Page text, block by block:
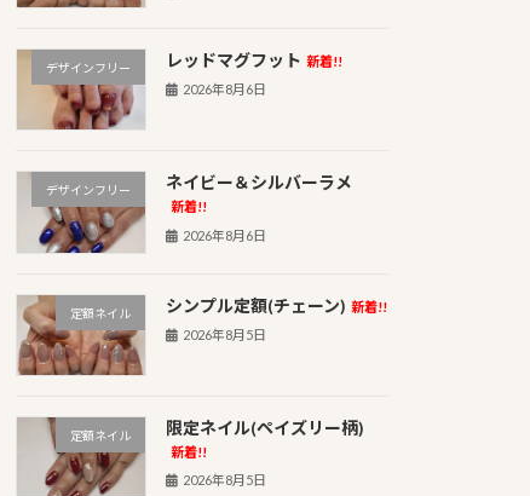
デザインフリー レッドマグフット 新着!!
2026年8月6日
デザインフリー ネイビー＆シルバーラメ
新着!!
2026年8月6日
定額ネイル シンプル定額(チェーン) 新着!!
2026年8月5日
定額ネイル 限定ネイル(ペイズリー柄)
新着!!
2026年8月5日